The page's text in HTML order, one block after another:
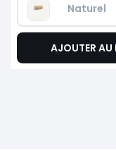
Naturel
AJOUTER AU